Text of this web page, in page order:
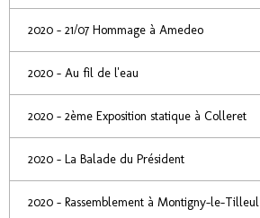
2020 - 21/07 Hommage à Amedeo
2020 - Au fil de l'eau
2020 - 2ème Exposition statique à Colleret
2020 - La Balade du Président
2020 - Rassemblement à Montigny-le-Tilleul